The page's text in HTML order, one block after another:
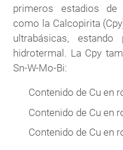
primeros estadios de
como la Calcopirita
ultrabásicas,
hidrotermal. La Cpy
Sn-W-Mo-Bi:
Contenido de Cu en
Contenido de Cu en
Contenido de Cu en